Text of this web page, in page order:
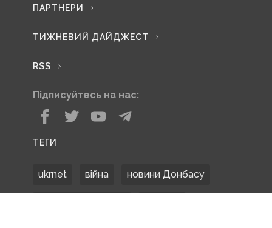
ПАРТНЕРИ
ТИЖНЕВИЙ ДАЙДЖЕСТ
RSS
Підписуйтесь на нас:
ТЕГИ
ukrnet війна новини Донбасу